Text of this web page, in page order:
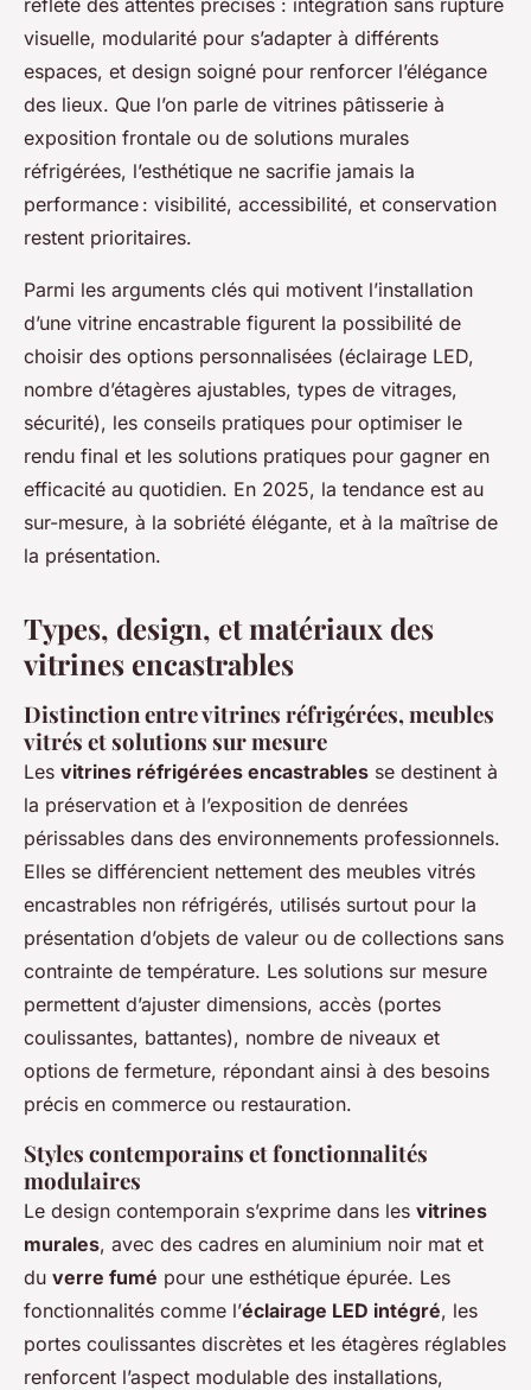
reflète des attentes précises : intégration sans rupture
visuelle, modularité pour s’adapter à différents
espaces, et design soigné pour renforcer l’élégance
des lieux. Que l’on parle de vitrines pâtisserie à
exposition frontale ou de solutions murales
réfrigérées, l’esthétique ne sacrifie jamais la
performance : visibilité, accessibilité, et conservation
restent prioritaires.
Parmi les arguments clés qui motivent l’installation
d’une vitrine encastrable figurent la possibilité de
choisir des options personnalisées (éclairage LED,
nombre d’étagères ajustables, types de vitrages,
sécurité), les conseils pratiques pour optimiser le
rendu final et les solutions pratiques pour gagner en
efficacité au quotidien. En 2025, la tendance est au
sur-mesure, à la sobriété élégante, et à la maîtrise de
la présentation.
Types, design, et matériaux des
vitrines encastrables
Distinction entre vitrines réfrigérées, meubles
vitrés et solutions sur mesure
Les vitrines réfrigérées encastrables se destinent à
la préservation et à l’exposition de denrées
périssables dans des environnements professionnels.
Elles se différencient nettement des meubles vitrés
encastrables non réfrigérés, utilisés surtout pour la
présentation d’objets de valeur ou de collections sans
contrainte de température. Les solutions sur mesure
permettent d’ajuster dimensions, accès (portes
coulissantes, battantes), nombre de niveaux et
options de fermeture, répondant ainsi à des besoins
précis en commerce ou restauration.
Styles contemporains et fonctionnalités
modulaires
Le design contemporain s’exprime dans les vitrines
murales, avec des cadres en aluminium noir mat et
du verre fumé pour une esthétique épurée. Les
fonctionnalités comme l’éclairage LED intégré, les
portes coulissantes discrètes et les étagères réglables
renforcent l’aspect modulable des installations,